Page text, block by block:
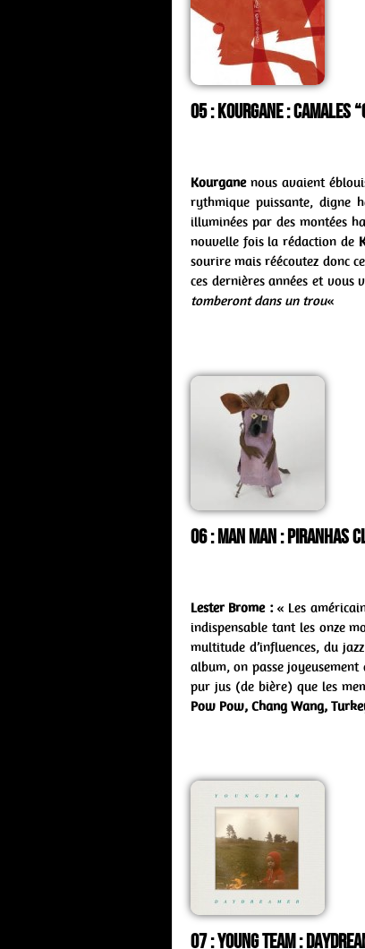
05 : Kourgane : camales
Kourganenous avaient
rythmique puissante, digne
illuminées par des montées
nouvelle fois la rédaction de
sourire mais réécoutez donc
ces dernières années et vous
tomberont dans un trou«
06 : Man Man : piranhas
Lester Brome : « Les
indispensable tant les onze
multitude d’influences, du
album, on passe
pur jus (de bière) que les
Pow Pow, Chang Wang,
07 : Young Team :